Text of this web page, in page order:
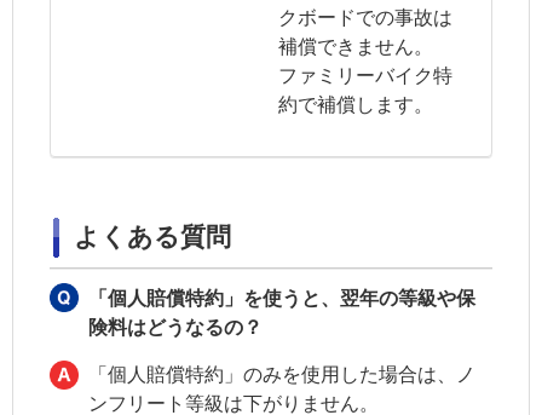
クボードでの事故は
補償できません。
ファミリーバイク特
約で補償します。
よくある質問
「個人賠償特約」を使うと、翌年の等級や保
険料はどうなるの？
「個人賠償特約」のみを使用した場合は、ノ
ンフリート等級は下がりません。